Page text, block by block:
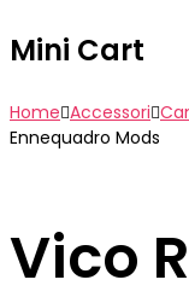
Mini Cart
Home Accessori
Ennequadro Mods
Vico